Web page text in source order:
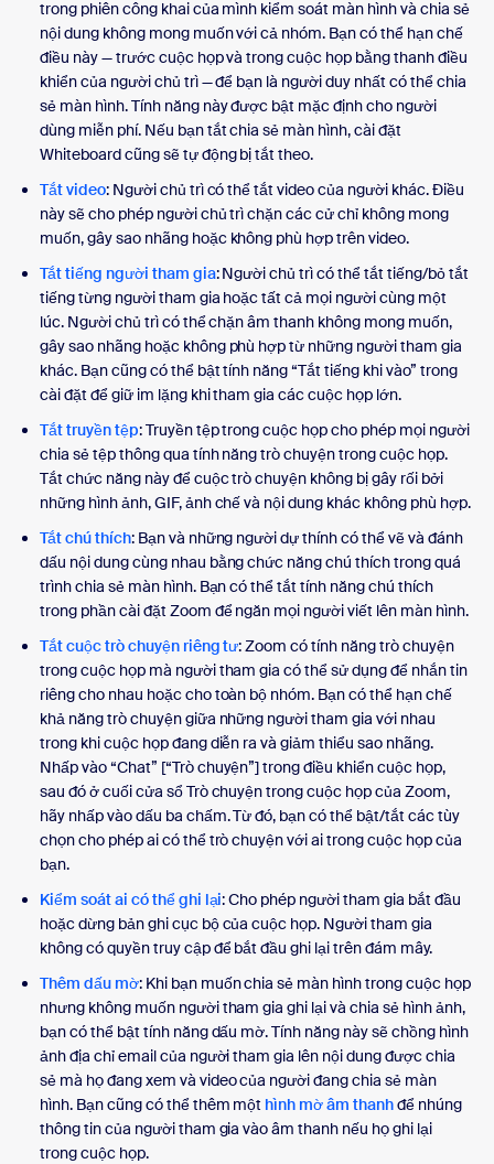
trong phiên công khai của mình kiểm soát màn hình và chia sẻ
nội dung không mong muốn với cả nhóm. Bạn có thể hạn chế
điều này — trước cuộc họp và trong cuộc họp bằng thanh điều
khiển của người chủ trì — để bạn là người duy nhất có thể chia
sẻ màn hình. Tính năng này được bật mặc định cho người
dùng miễn phí. Nếu bạn tắt chia sẻ màn hình, cài đặt
Whiteboard cũng sẽ tự động bị tắt theo.
Tắt video: Người chủ trì có thể tắt video của người khác. Điều
này sẽ cho phép người chủ trì chặn các cử chỉ không mong
muốn, gây sao nhãng hoặc không phù hợp trên video.
Tắt tiếng người tham gia: Người chủ trì có thể tắt tiếng/bỏ tắt
tiếng từng người tham gia hoặc tất cả mọi người cùng một
lúc. Người chủ trì có thể chặn âm thanh không mong muốn,
gây sao nhãng hoặc không phù hợp từ những người tham gia
khác. Bạn cũng có thể bật tính năng “Tắt tiếng khi vào” trong
cài đặt để giữ im lặng khi tham gia các cuộc họp lớn.
Tắt truyền tệp: Truyền tệp trong cuộc họp cho phép mọi người
chia sẻ tệp thông qua tính năng trò chuyện trong cuộc họp.
Tắt chức năng này để cuộc trò chuyện không bị gây rối bởi
những hình ảnh, GIF, ảnh chế và nội dung khác không phù hợp.
Tắt chú thích: Bạn và những người dự thính có thể vẽ và đánh
dấu nội dung cùng nhau bằng chức năng chú thích trong quá
trình chia sẻ màn hình. Bạn có thể tắt tính năng chú thích
trong phần cài đặt Zoom để ngăn mọi người viết lên màn hình.
Tắt cuộc trò chuyện riêng tư: Zoom có tính năng trò chuyện
trong cuộc họp mà người tham gia có thể sử dụng để nhắn tin
riêng cho nhau hoặc cho toàn bộ nhóm. Bạn có thể hạn chế
khả năng trò chuyện giữa những người tham gia với nhau
trong khi cuộc họp đang diễn ra và giảm thiểu sao nhãng.
Nhấp vào “Chat” [“Trò chuyện”] trong điều khiển cuộc họp,
sau đó ở cuối cửa sổ Trò chuyện trong cuộc họp của Zoom,
hãy nhấp vào dấu ba chấm. Từ đó, bạn có thể bật/tắt các tùy
chọn cho phép ai có thể trò chuyện với ai trong cuộc họp của
bạn.
Kiểm soát ai có thể ghi lại: Cho phép người tham gia bắt đầu
hoặc dừng bản ghi cục bộ của cuộc họp. Người tham gia
không có quyền truy cập để bắt đầu ghi lại trên đám mây.
Thêm dấu mờ: Khi bạn muốn chia sẻ màn hình trong cuộc họp
nhưng không muốn người tham gia ghi lại và chia sẻ hình ảnh,
bạn có thể bật tính năng dấu mờ. Tính năng này sẽ chồng hình
ảnh địa chỉ email của người tham gia lên nội dung được chia
sẻ mà họ đang xem và video của người đang chia sẻ màn
hình. Bạn cũng có thể thêm một hình mờ âm thanhđể nhúng
thông tin của người tham gia vào âm thanh nếu họ ghi lại
trong cuộc họp.